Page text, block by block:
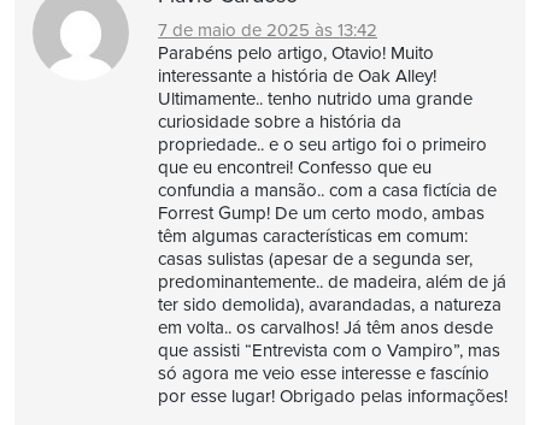
7 de maio de 2025 às 13:42
Parabéns pelo artigo, Otavio! Muito
interessante a história de Oak Alley!
Ultimamente.. tenho nutrido uma grande
curiosidade sobre a história da
propriedade.. e o seu artigo foi o primeiro
que eu encontrei! Confesso que eu
confundia a mansão.. com a casa fictícia de
Forrest Gump! De um certo modo, ambas
têm algumas características em comum:
casas sulistas (apesar de a segunda ser,
predominantemente.. de madeira, além de já
ter sido demolida), avarandadas, a natureza
em volta.. os carvalhos! Já têm anos desde
que assisti “Entrevista com o Vampiro”, mas
só agora me veio esse interesse e fascínio
por esse lugar! Obrigado pelas informações!